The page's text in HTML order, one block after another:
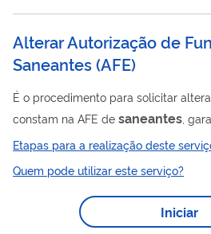
Alterar Autorização de
Saneantes(AFE)
É o procedimento para solicitar
constam na AFE de saneantes ,
empresa na Anvisa permaneça
com a legislação sanitária. A alteração deve ser solicitada
sempre que a empresa desejar
Mudança de razão social do CNPJ detentor
Etapas para a realização deste
Quem pode utilizar este serviço?
Iniciar